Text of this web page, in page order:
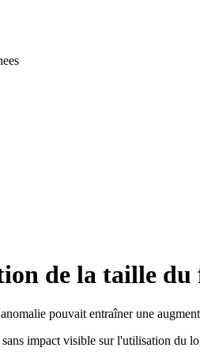
de la taille du
pouvait entraîner une
impact visible sur l'utilisation du